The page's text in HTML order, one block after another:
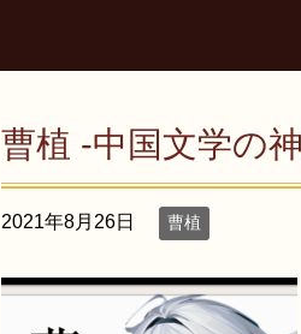
曹植 -中国文学の
2021年8月26日 曹植